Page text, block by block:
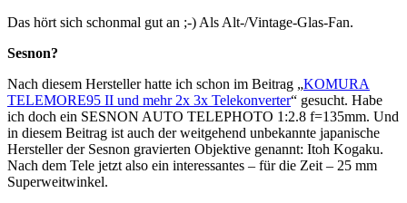
Das hört sich schonmal gut an ;-) Als Alt-/Vintage-Glas-Fan.
Sesnon?
Nach diesem Hersteller hatte ich schon im Beitrag „KOMURA
TELEMORE95 II und mehr 2x 3x Telekonverter“ gesucht. Habe
ich doch ein SESNON AUTO TELEPHOTO 1:2.8 f=135mm. Und
in diesem Beitrag ist auch der weitgehend unbekannte japanische
Hersteller der Sesnon gravierten Objektive genannt: Itoh Kogaku.
Nach dem Tele jetzt also ein interessantes – für die Zeit – 25 mm
Superweitwinkel.